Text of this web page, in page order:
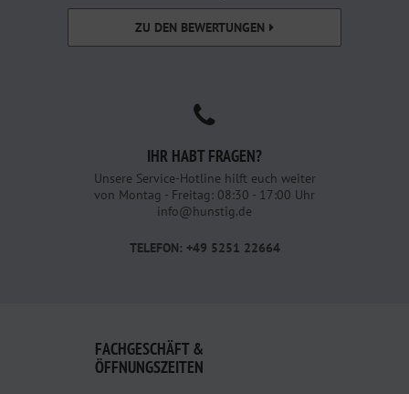
ZU DEN BEWERTUNGEN
IHR HABT FRAGEN?
Unsere Service-Hotline hilft euch weiter
von Montag - Freitag: 08:30 - 17:00 Uhr
info@hunstig.de
TELEFON: +49 5251 22664
FACHGESCHÄFT &
ÖFFNUNGSZEITEN